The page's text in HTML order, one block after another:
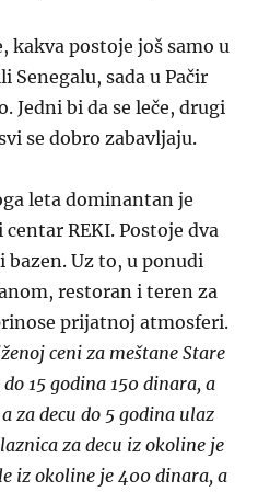
kakva postoje još samo u
sada u Pačir
Jedni bi da se leče, drugi
se dobro zabavljaju.
leta dominantan je
REKI. Postoje dva
bazen. Uz to, u ponudi
restoran i teren za
prijatnoj atmosferi.
ceni za meštane Stare
15 godina 150 dinara, a
za decu do 5 godina ulaz
za decu iz okoline je
iz okoline je 400 dinara, a